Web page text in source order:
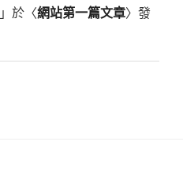
」於〈網站第一篇文章〉發